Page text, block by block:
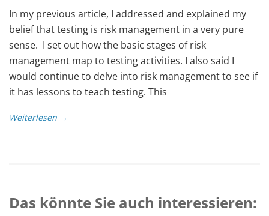
In my previous article, I addressed and explained my
belief that testing is risk management in a very pure
sense. I set out how the basic stages of risk
management map to testing activities. I also said I
would continue to delve into risk management to see if
it has lessons to teach testing. This
Weiterlesen →
Das könnte Sie auch interessieren: